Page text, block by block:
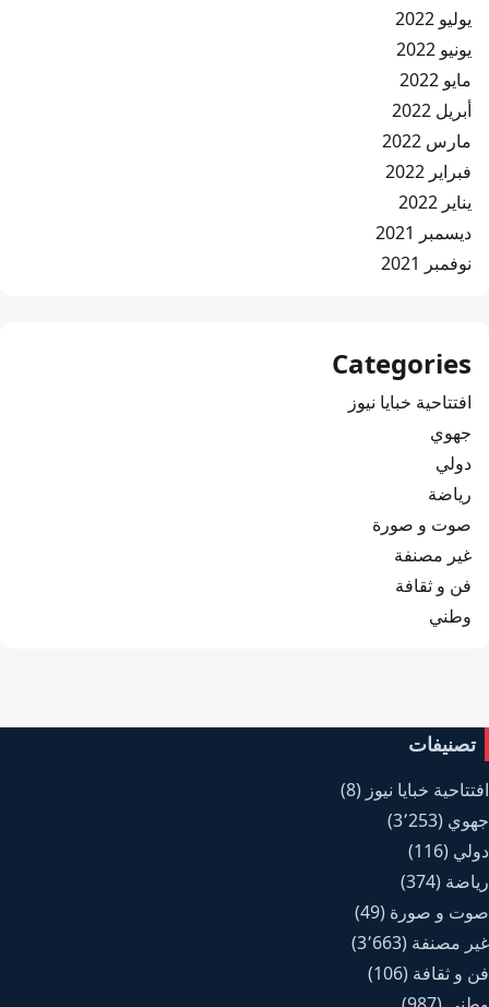
يوليو 2022
يونيو 2022
مايو 2022
أبريل 2022
مارس 2022
فبراير 2022
يناير 2022
ديسمبر 2021
نوفمبر 2021
Categories
افتتاحية خبايا نيوز
جهوي
دولي
رياضة
صوت و صورة
غير مصنفة
فن و ثقافة
وطني
تصنيفات
افتتاحية خبايا نيوز (8)
جهوي (3٬253)
دولي (116)
رياضة (374)
صوت و صورة (49)
غير مصنفة (3٬663)
فن و ثقافة (106)